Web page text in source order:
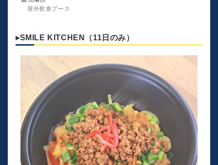
屋外飲食ブース
▸SMILE KITCHEN（11日のみ）